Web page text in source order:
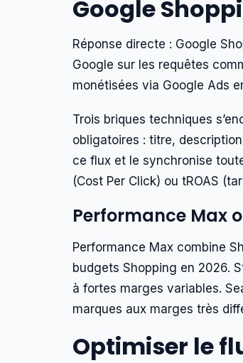
Google
Réponse directe : Google
Google sur les requêtes
monétisées via Google Ads
Trois briques techniques
obligatoires : titre,
ce flux et le synchronise
(Cost Per Click) ou tROAS
Performance Max
Performance Max combine
budgets Shopping en 2026.
à fortes marges variables.
marques aux marges très
Optimiser le